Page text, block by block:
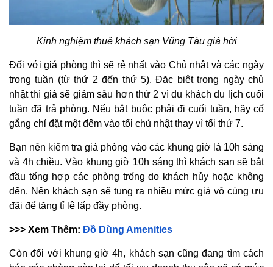
Kinh nghiệm thuê khách sạn Vũng Tàu giá hời
Đối với giá phòng thì sẽ rẻ nhất vào Chủ nhật và các ngày
trong tuần (từ thứ 2 đến thứ 5). Đặc biệt trong ngày chủ
nhật thì giá sẽ giảm sâu hơn thứ 2 vì du khách du lịch cuối
tuần đã trả phòng. Nếu bắt buộc phải đi cuối tuần, hãy cố
gắng chỉ đặt một đêm vào tối chủ nhật thay vì tối thứ 7.
Bạn nên kiểm tra giá phòng vào các khung giờ là 10h sáng
và 4h chiều. Vào khung giờ 10h sáng thì khách sạn sẽ bắt
đầu tổng hợp các phòng trống do khách hủy hoặc không
đến. Nên khách sạn sẽ tung ra nhiều mức giá vô cùng ưu
đãi để tăng tỉ lệ lấp đầy phòng.
>>> Xem Thêm: Đồ Dùng Amenities
Còn đối với khung giờ 4h, khách sạn cũng đang tìm cách